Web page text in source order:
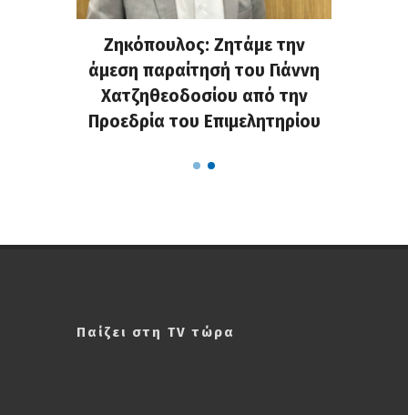
Ζηκόπουλος: Ζητάμε την
άμεση παραίτησή του Γιάννη
Χατζηθεοδοσίου από την
Προεδρία του Επιμελητηρίου
Παίζει στη TV τώρα